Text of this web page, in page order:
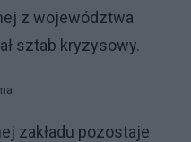
z województwa
sztab kryzysowy.
zakładu pozostaje